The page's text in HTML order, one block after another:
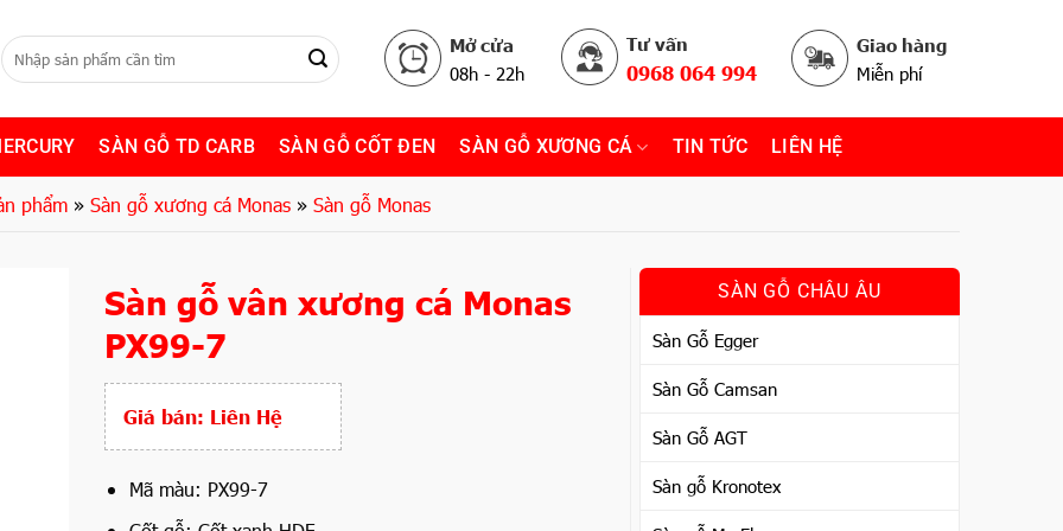
Mở cửa
08h - 22h
Tư vấn
0968 064 994
Giao hàng
Miễn phí
SÀN GỖ TD CARB SÀN GỖ CỐT ĐEN SÀN GỖ XƯƠNG CÁ TIN TỨC LIÊN HỆ
phẩm » Sàn gỗ xương cá Monas » Sàn gỗ Monas
SÀN GỖ CHÂU ÂU
Sàn Gỗ Egger
Sàn Gỗ Camsan
Sàn Gỗ AGT
Sàn gỗ Kronotex
Sàn gỗ vân xương cá Monas
PX99-7
Giá bán: Liên Hệ
Mã màu: PX99-7